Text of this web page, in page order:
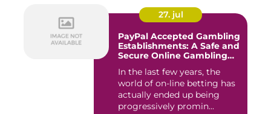
27. jul
PayPal Accepted Gambling
Establishments: A Safe and
Secure Online Gambling
In the last few years, the
world of on-line betting has
actually ended up being
progressively promin...